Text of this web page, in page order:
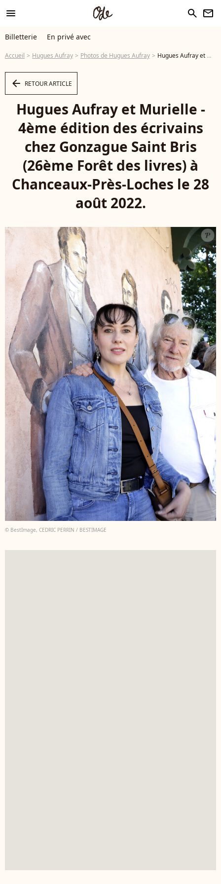
menu search newsletter
Billetterie En privé avec
Accueil Hugues Aufray Photos de Hugues Aufray Hugues Aufray et Murielle - 4ème édition des écrivains chez Gonzague Saint Bris (26ème Forêt des livres) à Chanceaux-Près-Loches le 28 août 2022. © Cédric Perrin/Bestimage - Photo
arrow_left RETOUR ARTICLE
Hugues Aufray et Murielle -
4ème édition des écrivains
chez Gonzague Saint Bris
(26ème Forêt des livres) à
Chanceaux-Près-Loches le 28
août 2022.
© BestImage, CEDRIC PERRIN / BESTIMAGE